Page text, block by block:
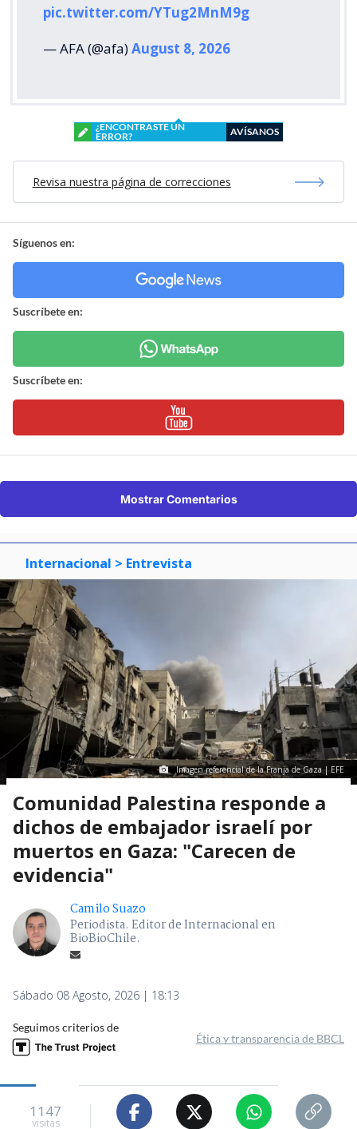
pic.twitter.com/YTug2MnM9g
— AFA (@afa)August 8, 2026
¿ENCONTRASTE UN
ERROR?
AVÍSANOS
Revisa nuestra página de correcciones
Síguenos en:
Suscríbete en:
Suscríbete en:
Mostrar Comentarios
Internacional > Entrevista
Imagen referencial de la Franja de Gaza | EFE
Comunidad Palestina responde a
dichos de embajador israelí por
muertos en Gaza: "Carecen de
evidencia"
Camilo Suazo
Periodista. Editor de Internacional en
BioBioChile.
Sábado 08 Agosto, 2026 | 18:13
Seguimos criterios de
Ética y transparencia de BBCL
1147
visitas